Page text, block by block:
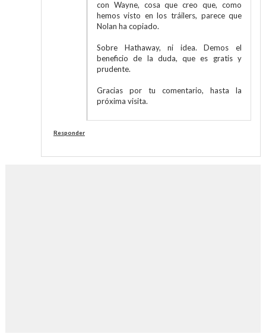
con Wayne, cosa que creo que, como
hemos visto en los tráilers, parece que
Nolan ha copiado.
Sobre Hathaway, ni idea. Demos el
beneficio de la duda, que es gratis y
prudente.
Gracias por tu comentario, hasta la
próxima visita.
Responder